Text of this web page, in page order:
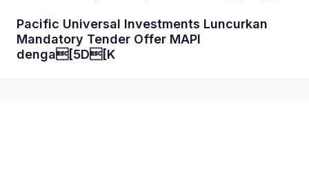
Pacific Universal Investments Luncurkan
Mandatory Tender Offer MAPI
denga[5D[K